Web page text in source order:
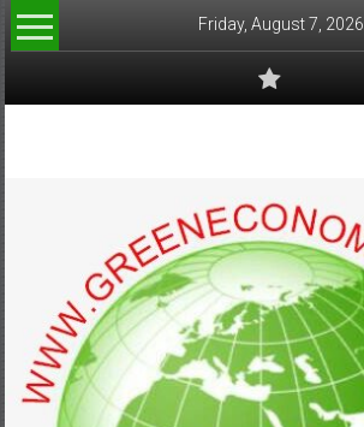
Skip
to
Friday, August 7, 2026